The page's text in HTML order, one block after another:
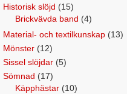
Historisk slöjd (15)
Brickvävda band (4)
Material- och textilkunskap(13)
Mönster(12)
Sissel slöjdar(5)
Sömnad (17)
Käpphästar(10)